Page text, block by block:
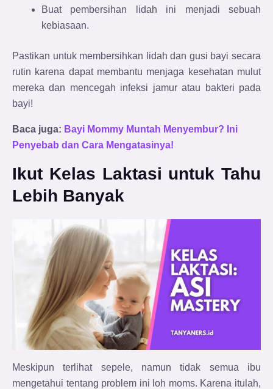
Buat pembersihan lidah ini menjadi sebuah
kebiasaan.
Pastikan untuk membersihkan lidah dan gusi bayi secara
rutin karena dapat membantu menjaga kesehatan mulut
mereka dan mencegah infeksi jamur atau bakteri pada
bayi!
Baca juga: Bayi Mommy Muntah Menyembur? Ini
Penyebab dan Cara Mengatasinya!
Ikut Kelas Laktasi untuk Tahu
Lebih Banyak
Meskipun terlihat sepele, namun tidak semua ibu
mengetahui tentang problem ini loh moms. Karena itulah,